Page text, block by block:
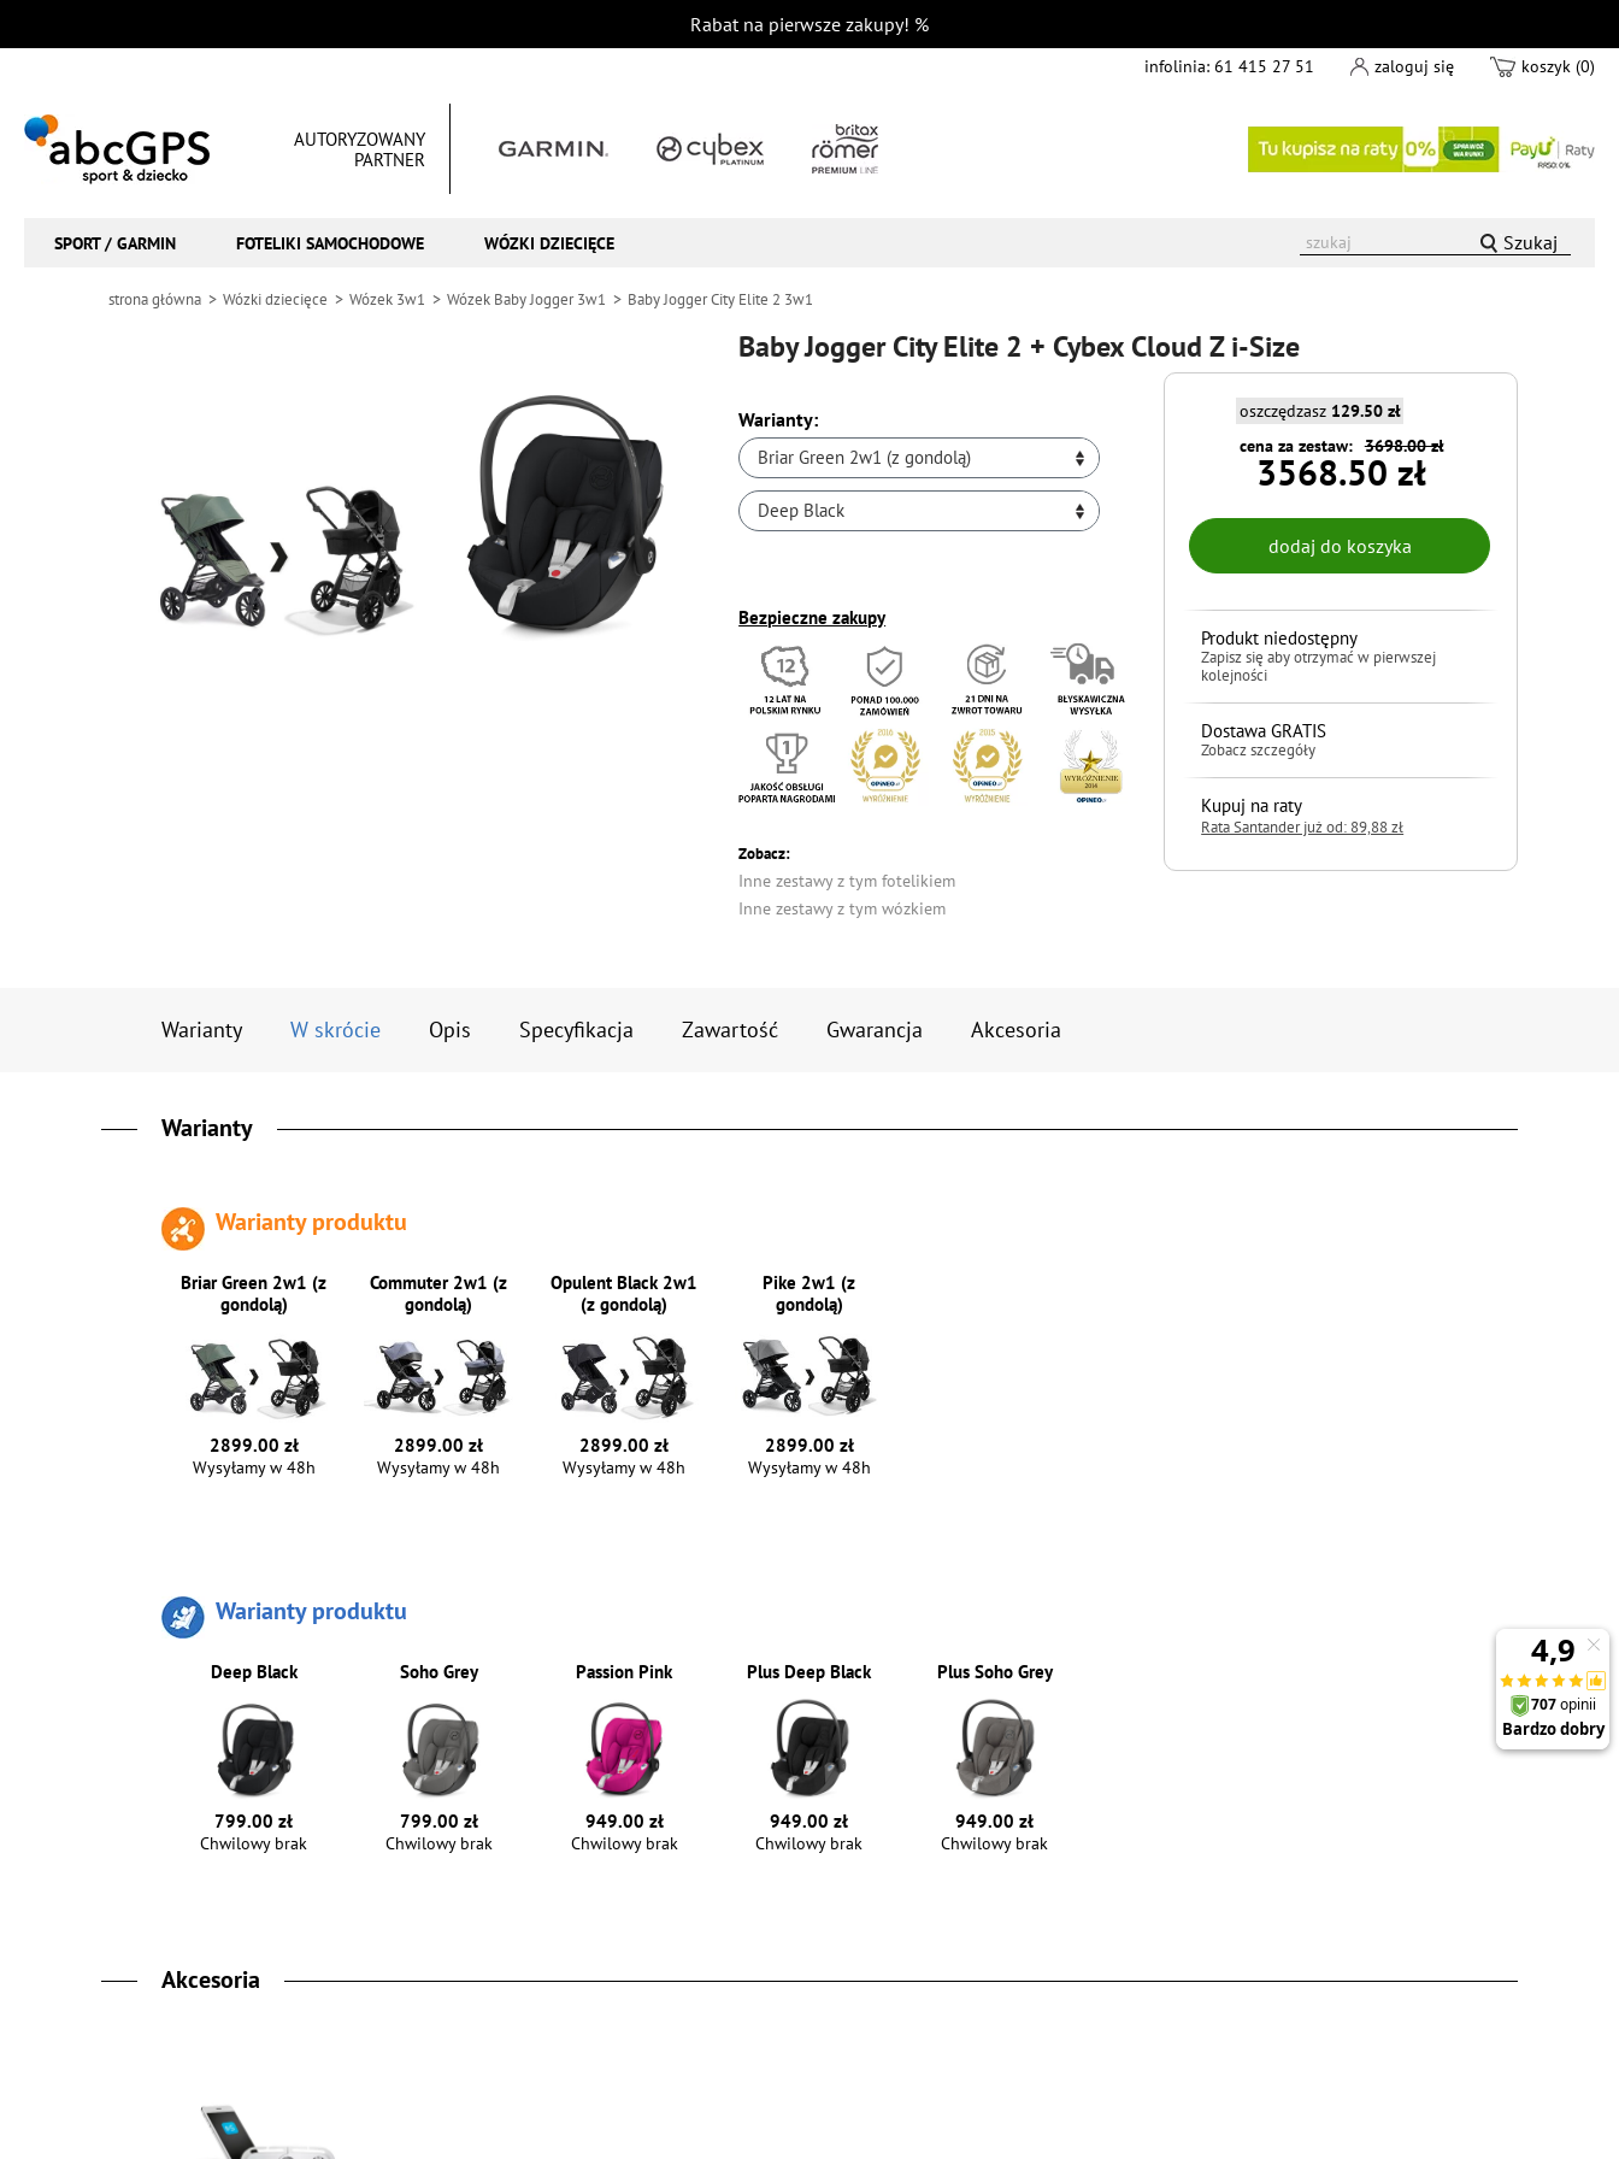
Rabat na pierwsze zakupy! %
infolinia: 61 415 27 51 zaloguj się koszyk (0)
AUTORYZOWANY
PARTNER
SPORT / GARMIN FOTELIKI SAMOCHODOWE WÓZKI DZIECIĘCE Szukaj
strona główna Wózki dziecięce Wózek 3w1 Wózek Baby Jogger 3w1 Baby Jogger City Elite 2 3w1
Baby Jogger City Elite 2 + Cybex Cloud Z i-Size
Warianty:
Briar Green 2w1 (z gondolą)
Deep Black
Bezpieczne zakupy
Zobacz:
Inne zestawy z tym fotelikiem
Inne zestawy z tym wózkiem
oszczędzasz 129.50 zł
3698.00 zł
cena za zestaw:
3568.50 zł
Produkt niedostępny
Zapisz się aby otrzymać w pierwszej
kolejności
Dostawa GRATIS
Zobacz szczegóły
Kupuj na raty
Rata Santander już od: 89,88 zł
Warianty W skrócie Opis Specyfikacja Zawartość Gwarancja Akcesoria
Warianty
Warianty produktu
Briar Green 2w1 (z
gondolą)
2899.00 zł
Wysyłamy w 48h
Commuter 2w1 (z
gondolą)
2899.00 zł
Wysyłamy w 48h
Opulent Black 2w1
(z gondolą)
2899.00 zł
Wysyłamy w 48h
Pike 2w1 (z
gondolą)
2899.00 zł
Wysyłamy w 48h
Warianty produktu
Deep Black
799.00 zł
Chwilowy brak
Soho Grey
799.00 zł
Chwilowy brak
Passion Pink
949.00 zł
Chwilowy brak
Plus Deep Black
949.00 zł
Chwilowy brak
Plus Soho Grey
949.00 zł
Chwilowy brak
Akcesoria